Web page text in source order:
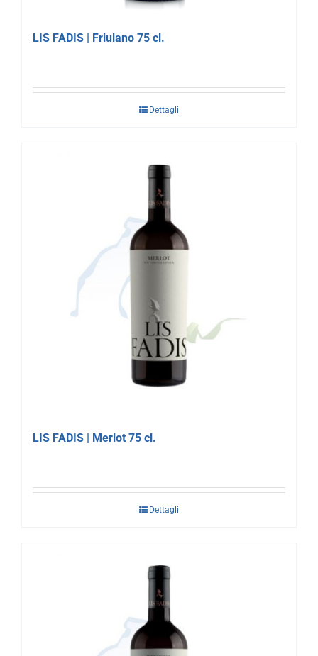
LIS FADIS | Friulano 75 cl.
Dettagli
LIS FADIS | Merlot 75 cl.
Dettagli